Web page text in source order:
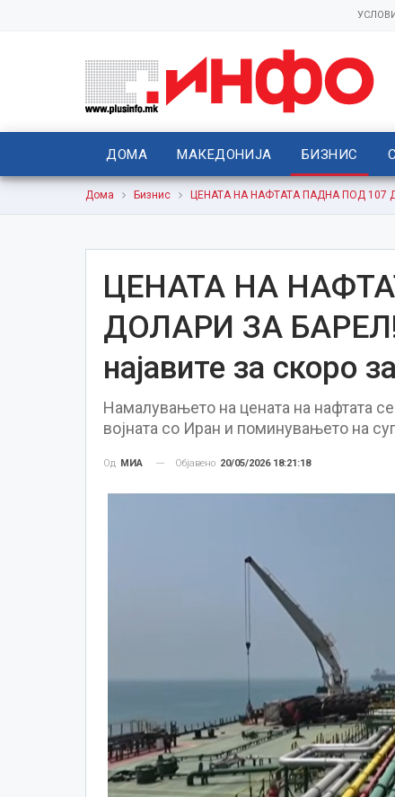
ДОМА МАКЕДОНИЈА БИЗНИС
Дома Бизнис ЦЕНАТА НА НАФТАТА ПАДНА ПОД 107
ЦЕНАТА НА
ДОЛАРИ ЗА БАРЕЛ!
најавите за скоро
Намалувањето на цената на нафтата
војната со Иран и поминувањето на
Од МИА Објавено 20/05/2026 18:21:18